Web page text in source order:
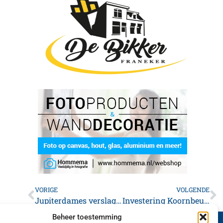
Beheer toestemming
VORIGE
Jupiterdames verslagen in Annen
VOLGENDE
Investering Koornbeurs Franeker verdeeld over twee jaar